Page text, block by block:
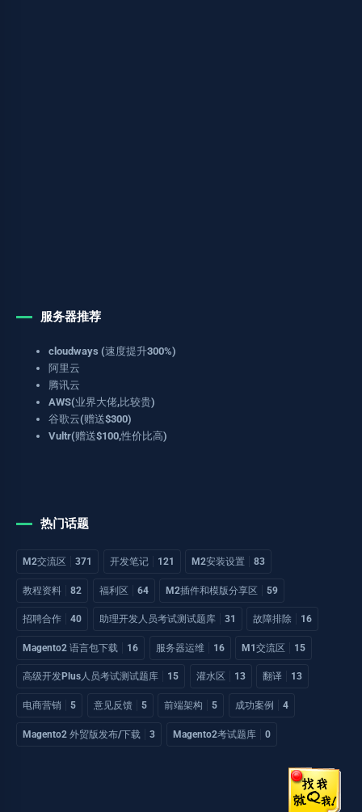
服务器推荐
cloudways (速度提升300%)
阿里云
腾讯云
AWS(业界大佬,比较贵)
谷歌云(赠送$300)
Vultr(赠送$100,性价比高)
热门话题
M2交流区 371 开发笔记 121 M2安装设置 83
教程资料 82 福利区 64 M2插件和模版分享区 59
招聘合作 40 助理开发人员考试测试题库 31 故障排除 16
Magento2 语言包下载 16 服务器运维 16 M1交流区 15
高级开发Plus人员考试测试题库 15 灌水区 13 翻译 13
电商营销 5 意见反馈 5 前端架构 5 成功案例 4
Magento2 外贸版发布/下载 3 Magento2考试题库 0